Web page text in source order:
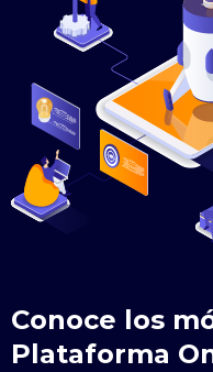
Conoce los
Plataforma